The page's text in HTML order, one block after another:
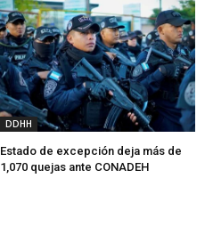
DDHH
Estado de excepción deja más de
1,070 quejas ante CONADEH